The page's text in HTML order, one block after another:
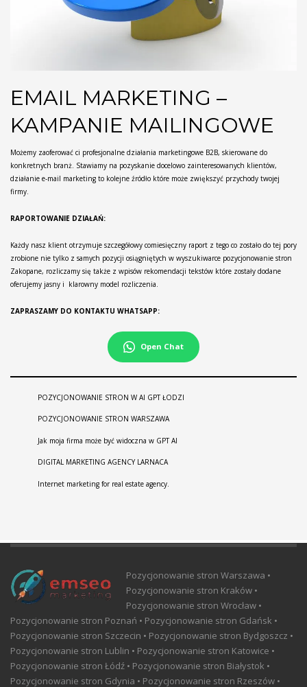
EMAIL MARKETING –
KAMPANIE MAILINGOWE
Możemy zaoferować ci profesjonalne działania marketingowe B2B, skierowane do
konkretnych branż. Stawiamy na pozyskanie docelowo zainteresowanych klientów,
działanie e-mail marketing to kolejne źródło które może zwiększyć przychody twojej
firmy.
RAPORTOWANIE DZIAŁAŃ:
Każdy nasz klient otrzymuje szczegółowy comiesięczny raport z tego co zostało do tej pory
zrobione nie tylko z samych pozycji osiągniętych w wyszukiwarce pozycjonowanie stron
Zakopane, rozliczamy się także z wpisów rekomendacji tekstów które zostały dodane
oferujemy jasny i klarowny model rozliczenia.
ZAPRASZAMY DO KONTAKTU WHATSAPP:
Open Chat
POZYCJONOWANIE STRON W AI GPT ŁODZI
POZYCJONOWANIE STRON WARSZAWA
Jak moja firma może być widoczna w GPT AI
DIGITAL MARKETING AGENCY LARNACA
Internet marketing for real estate agency.
Pozycjonowanie stron Warszawa •
Pozycjonowanie stron Kraków •
Pozycjonowanie stron Wrocław •
Pozycjonowanie stron Poznań • Pozycjonowanie stron Gdańsk •
Pozycjonowanie stron Szczecin • Pozycjonowanie stron Bydgoszcz •
Pozycjonowanie stron Lublin • Pozycjonowanie stron Katowice •
Pozycjonowanie stron Łódź • Pozycjonowanie stron Białystok •
Pozycjonowanie stron Gdynia • Pozycjonowanie stron Rzeszów •